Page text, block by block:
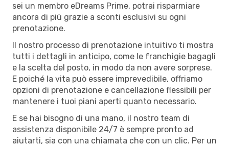
sei un membro eDreams Prime, potrai risparmiare
ancora di più grazie a sconti esclusivi su ogni
prenotazione.
Il nostro processo di prenotazione intuitivo ti mostra
tutti i dettagli in anticipo, come le franchigie bagagli
e la scelta del posto, in modo da non avere sorprese.
E poiché la vita può essere imprevedibile, offriamo
opzioni di prenotazione e cancellazione flessibili per
mantenere i tuoi piani aperti quanto necessario.
E se hai bisogno di una mano, il nostro team di
assistenza disponibile 24/7 è sempre pronto ad
aiutarti, sia con una chiamata che con un clic. Per un